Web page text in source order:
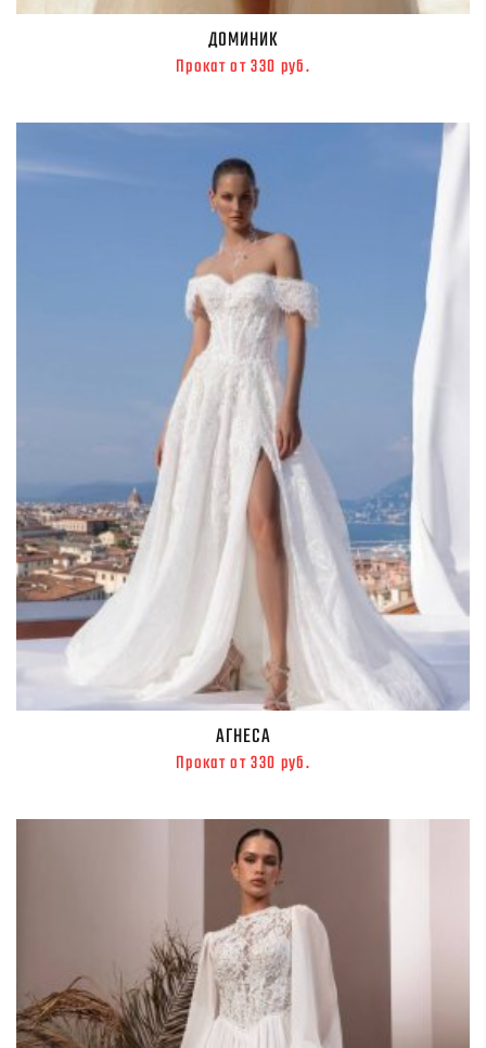
ДОМИНИК
Прокат от 330 руб.
АГНЕСА
Прокат от 330 руб.